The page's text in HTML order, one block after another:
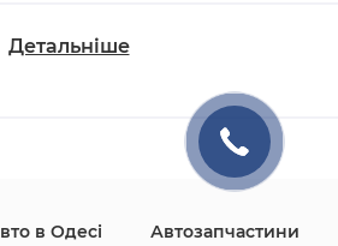
Dodge
Детальніше
в Одесі
Автозапчастини